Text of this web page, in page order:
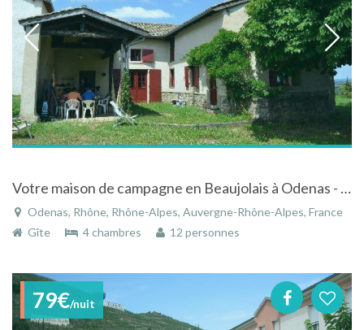
Votre maison de campagne en Beaujolais à Odenas - Rhône - Rhône-Alpes
Odenas, Rhône, Rhône-Alpes, Auvergne-Rhône-Alpes, France
Gîte
4 chambres 12 personnes
79€/nuit